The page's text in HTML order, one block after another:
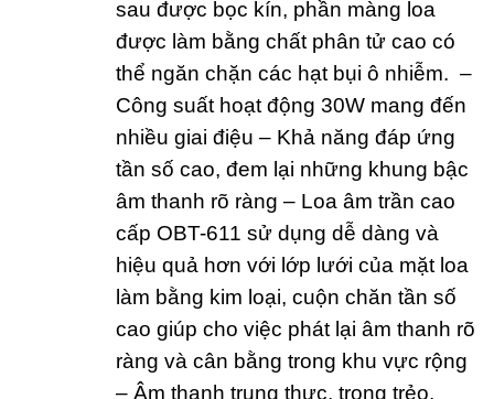
sau được bọc kín, phần màng loa
được làm bằng chất phân tử cao có
thể ngăn chặn các hạt bụi ô nhiễm. –
Công suất hoạt động 30W mang đến
nhiều giai điệu – Khả năng đáp ứng
tần số cao, đem lại những khung bậc
âm thanh rõ ràng – Loa âm trần cao
cấp OBT-611 sử dụng dễ dàng và
hiệu quả hơn với lớp lưới của mặt loa
làm bằng kim loại, cuộn chăn tần số
cao giúp cho việc phát lại âm thanh rõ
ràng và cân bằng trong khu vực rộng
– Âm thanh trung thực, trong trẻo,